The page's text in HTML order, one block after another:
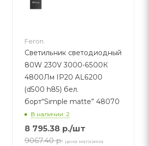
Feron
Светильник светодиодный
80W 230V 3000-6500К
4800Лм IP20 AL6200
(d500 h85) бел.
борт“Simple matte” 48070
В наличии: 2
8 795.38р./шт
9067.40 р. цена магазина